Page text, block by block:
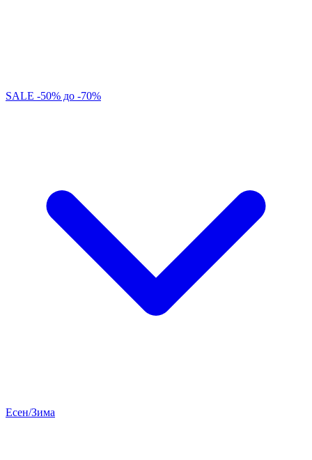
SALE -50% до -70%
Есен/Зима